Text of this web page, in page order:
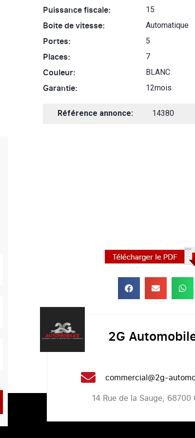
Puissance fiscale: 15
Boite de vitesse: Automatique
Portes: 5
Places: 7
Couleur: BLANC
Garantie: 12mois
Référence annonce: 14380
2G
commercial@2g-
14 Rue de la Sauge, 68700